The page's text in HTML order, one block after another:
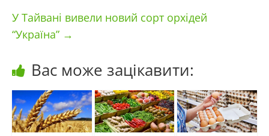
У Тайвані вивели новий сорт орхідей
“Україна” →
Вас може зацікавити: